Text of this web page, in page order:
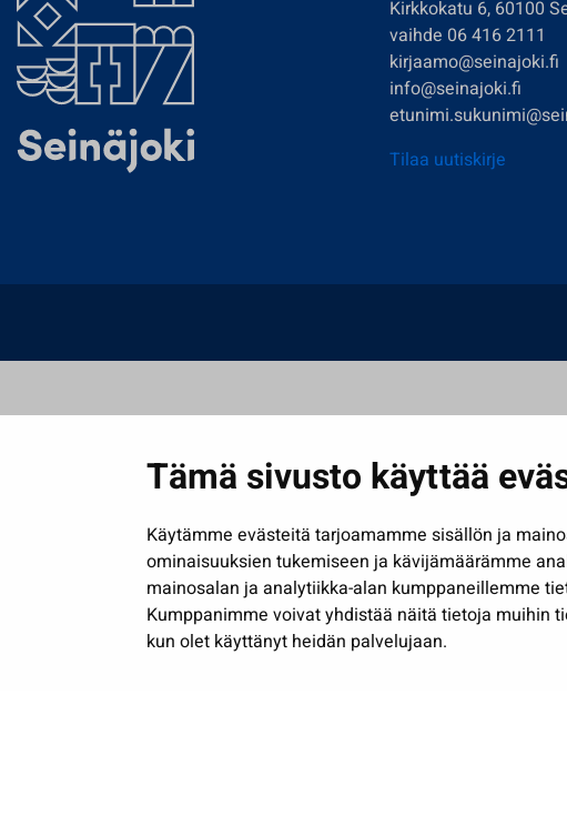
Tämä sivusto käyttää
Käytämme evästeitä tarjoamamme sisällön ja
ominaisuuksien tukemiseen ja kävijämäärämme
mainosalan ja analytiikka-alan kumppaneillemme
Kumppanimme voivat yhdistää näitä tietoja muihin
kun olet käyttänyt heidän palvelujaan.
Kirkkokatu 6, 60100
vaihde 06 416 2111
kirjaamo@seinajoki.fi
info@seinajoki.fi
Tilaa uutiskirje